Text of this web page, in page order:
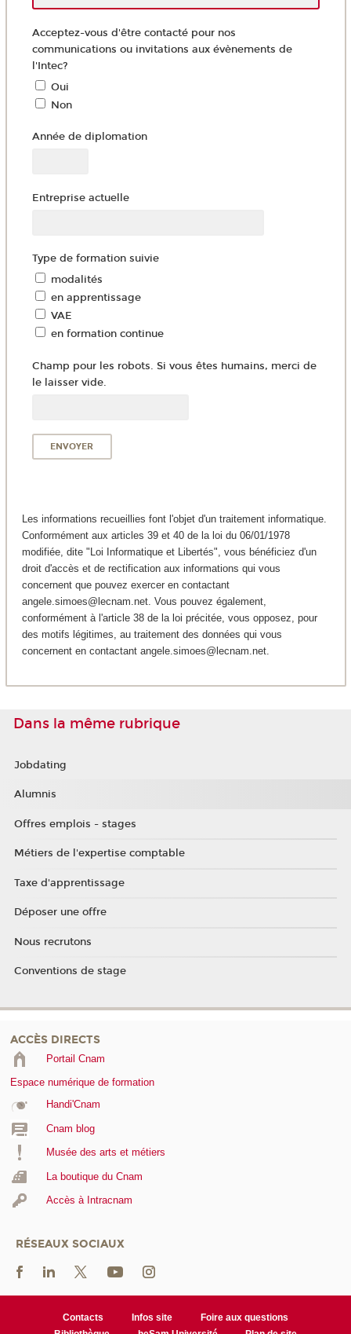
Acceptez-vous d'être contacté pour nos
communications ou invitations aux évènements de
l'Intec?
Oui
Non
Année de diplomation
Entreprise actuelle
Type de formation suivie
modalités
en apprentissage
VAE
en formation continue
Champ pour les robots. Si vous êtes humains, merci de
le laisser vide.
Les informations recueillies font l'objet d'un traitement informatique.
Conformément aux articles 39 et 40 de la loi du 06/01/1978
modifiée, dite "Loi Informatique et Libertés", vous bénéficiez d'un
droit d'accès et de rectification aux informations qui vous
concernent que pouvez exercer en contactant
angele.simoes@lecnam.net. Vous pouvez également,
conformément à l'article 38 de la loi précitée, vous opposez, pour
des motifs légitimes, au traitement des données qui vous
concernent en contactant angele.simoes@lecnam.net.
Dans la même rubrique
Jobdating
Alumnis
Offres emplois - stages
Métiers de l'expertise comptable
Taxe d'apprentissage
Déposer une offre
Nous recrutons
Conventions de stage
ACCÈS DIRECTS
Portail Cnam
Espace numérique de formation
Handi'Cnam
Cnam blog
Musée des arts et métiers
La boutique du Cnam
Accès à Intracnam
RÉSEAUX SOCIAUX
Contacts Infos site
Foire aux questions